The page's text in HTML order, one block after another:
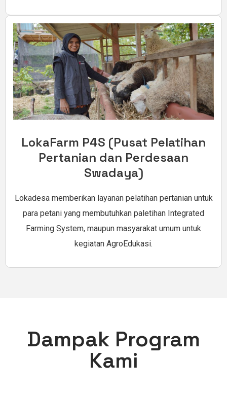
LokaFarm P4S (Pusat Pelatihan
Pertanian dan Perdesaan
Swadaya)
Lokadesa memberikan layanan pelatihan pertanian untuk
para petani yang membutuhkan paletihan Integrated
Farming System, maupun masyarakat umum untuk
kegiatan AgroEdukasi.
Dampak Program
Kami